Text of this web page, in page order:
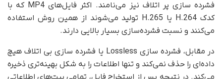
فشرده سازی پر اتلاف نیز می‌نامند. اکثر فایل‌های MP4 که با
کدک H.264 یا H.265 تولید می‌شوند از همین روش استفاده
می‌کنند و نسبت فشرده‌سازی بسیار بالایی دارند.
در مقابل، فشرده سازی Lossless یا فشرده سازی بی اتلاف هیچ
داده‌ای را حذف نمی‌کند و تنها اطلاعات را به شکل بهینه‌تری ذخیره